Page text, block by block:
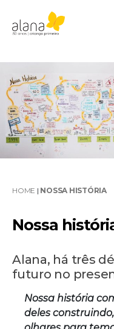
HOME | NOSSA HISTÓRIA
Nossa
Alana, há três
futuro no
Nossa história
deles